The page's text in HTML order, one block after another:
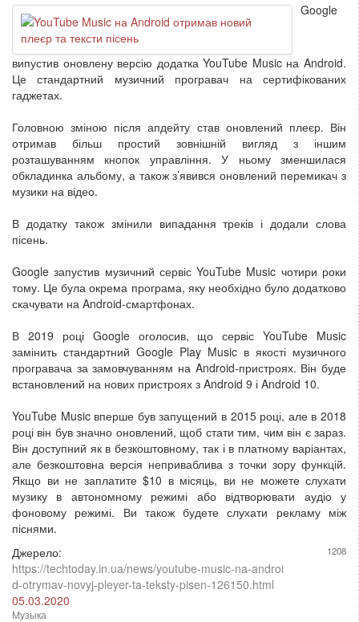
Google
випустив оновлену версію додатка YouTube Music на Android.
Це стандартний музичний програвач на сертифікованих
гаджетах.
Головною зміною після апдейту став оновлений плеєр. Він
отримав більш простий зовнішній вигляд з іншим
розташуванням кнопок управління. У ньому зменшилася
обкладинка альбому, а також з’явився оновлений перемикач з
музики на відео.
В додатку також змінили випадання треків і додали слова
пісень.
Google запустив музичний сервіс YouTube Music чотири роки
тому. Це була окрема програма, яку необхідно було додатково
скачувати на Android-смартфонах.
В 2019 році Google оголосив, що сервіс YouTube Music
замінить стандартний Google Play Music в якості музичного
програвача за замовчуванням на Android-пристроях. Він буде
встановлений на нових пристроях з Android 9 і Android 10.
YouTube Music вперше був запущений в 2015 році, але в 2018
році він був значно оновлений, щоб стати тим, чим він є зараз.
Він доступний як в безкоштовному, так і в платному варіантах,
але безкоштовна версія неприваблива з точки зору функцій.
Якщо ви не заплатите $10 в місяць, ви не можете слухати
музику в автономному режимі або відтворювати аудіо у
фоновому режимі. Ви також будете слухати рекламу між
піснями.
Джерело:
https://techtoday.in.ua/news/youtube-music-na-androi
d-otrymav-novyj-pleyer-ta-teksty-pisen-126150.html
1208
05.03.2020
Музыка